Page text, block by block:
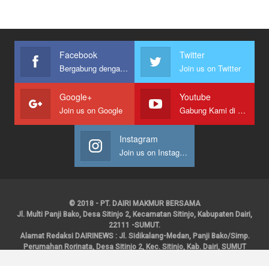
Facebook
Bergabung dengan kami
Twitter
Join us on Twitter
Google+
Join us on Google
Youtube
Gabung Kami di Youtube
Instagram
Join us on Instagram
© 2018 - PT. DAIRI MAKMUR BERSAMA
Jl. Multi Panji Bako, Desa Sitinjo 2, Kecamatan Sitinjo, Kabupaten Dairi,
22111 -SUMUT.
Alamat Redaksi DAIRINEWS : Jl. Sidikalang-Medan, Panji Bako/Simp.
Perumahan Rorinata, Desa Sitinjo 2, Kec. Sitinjo, Kab. Dairi, SUMUT